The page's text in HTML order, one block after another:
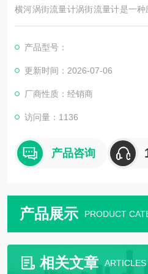
横河涡街流量计涡街流量计是一种
用于测量液体、气体和蒸汽的流
力、环保、食品等行业。
产品型号：
更新时间：2026-07-06
厂商性质：经销商
访问量：1136
产品咨询
产品展示 PRODUCT
相关文章 ARTICLES